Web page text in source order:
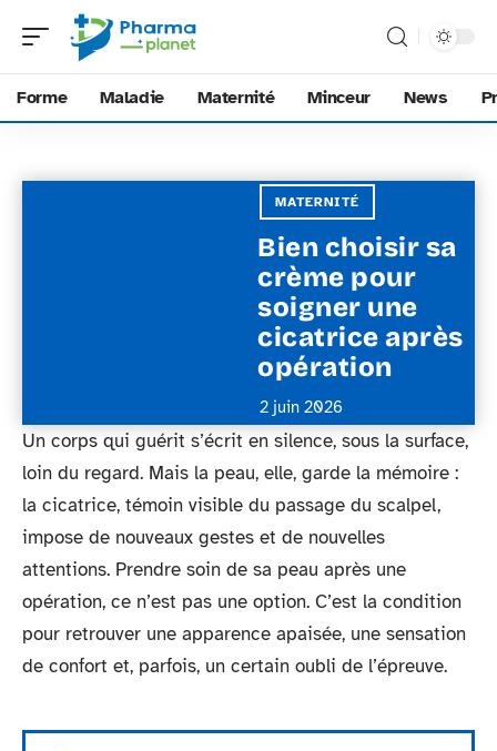
Forme Maladie Maternité Minceur News
MATERNITÉ
Bien choisir sa
crème pour
soigner une
cicatrice après
opération
2 juin 2026
Un corps qui guérit s’écrit en silence, sous la surface,
loin du regard. Mais la peau, elle, garde la mémoire :
la cicatrice, témoin visible du passage du scalpel,
impose de nouveaux gestes et de nouvelles
attentions. Prendre soin de sa peau après une
opération, ce n’est pas une option. C’est la condition
pour retrouver une apparence apaisée, une sensation
de confort et, parfois, un certain oubli de l’épreuve.